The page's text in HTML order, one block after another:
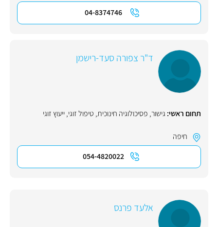
04-8374746
ד"ר צפורה סעד-רישמן
תחום ראשי: גישור, פסיכולוגיה חינוכית, טיפול זוגי,ייעוץ זוגי
חיפה
054-4820022
אלעד פרנס